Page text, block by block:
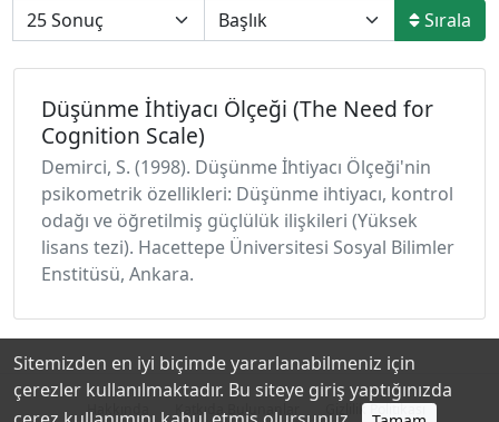
Sırala
Düşünme İhtiyacı Ölçeği (The Need for
Cognition Scale)
Demirci, S. (1998). Düşünme İhtiyacı Ölçeği'nin
psikometrik özellikleri: Düşünme ihtiyacı, kontrol
odağı ve öğretilmiş güçlülük ilişkileri (Yüksek
lisans tezi). Hacettepe Üniversitesi Sosyal Bilimler
Enstitüsü, Ankara.
Hakkında Katkıda Bulunanlar Gizlilik Politikası
Sitemizden en iyi biçimde yararlanabilmeniz için
çerezler kullanılmaktadır. Bu siteye giriş yaptığınızda